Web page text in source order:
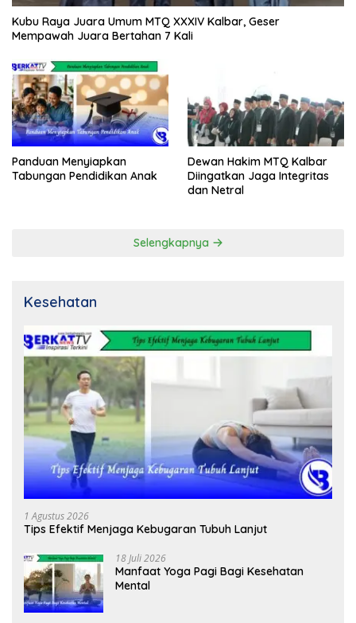
Kubu Raya Juara Umum MTQ XXXIV Kalbar, Geser
Mempawah Juara Bertahan 7 Kali
Panduan Menyiapkan
Tabungan Pendidikan Anak
Dewan Hakim MTQ Kalbar
Diingatkan Jaga Integritas
dan Netral
Selengkapnya
Kesehatan
1 Agustus 2026
Tips Efektif Menjaga Kebugaran Tubuh Lanjut
18 Juli 2026
Manfaat Yoga Pagi Bagi Kesehatan
Mental